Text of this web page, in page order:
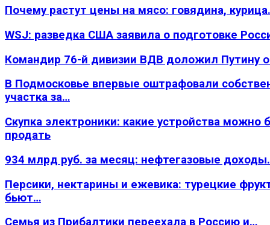
Почему растут цены на мясо: говядина,
WSJ: разведка США заявила о подготовке
Командир 76-й дивизии ВДВ доложил Путину
В Подмосковье впервые оштрафовали
участка за…
Скупка электроники: какие устройства можно
продать
934 млрд руб. за месяц: нефтегазовые
Персики, нектарины и ежевика: турецкие
бьют…
Семья из Прибалтики переехала в Россию и…